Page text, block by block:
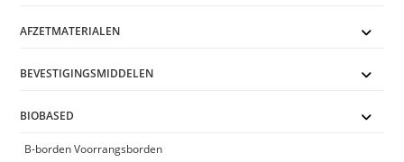
AFZETMATERIALEN
BEVESTIGINGSMIDDELEN
BIOBASED
B-borden Voorrangsborden